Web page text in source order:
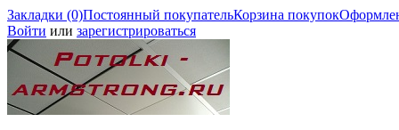
Закладки (0)Постоянный покупательКорзина покупок
Войти или зарегистрироваться